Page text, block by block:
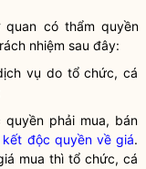
quan có thẩm quyền
nhiệm sau đây:
vụ do tổ chức, cá
phải mua, bán
kết độc quyền về giá.
mua thì tổ chức, cá